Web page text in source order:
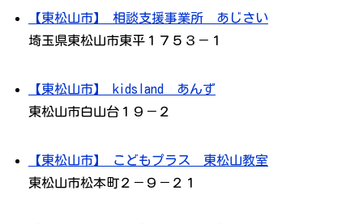
【東松山市】 相談支援事業所 あじさい
埼玉県東松山市東平１７５３－１
【東松山市】 kidsland あんず
東松山市白山台１９－２
【東松山市】 こどもプラス 東松山教室
東松山市松本町２－９－２１